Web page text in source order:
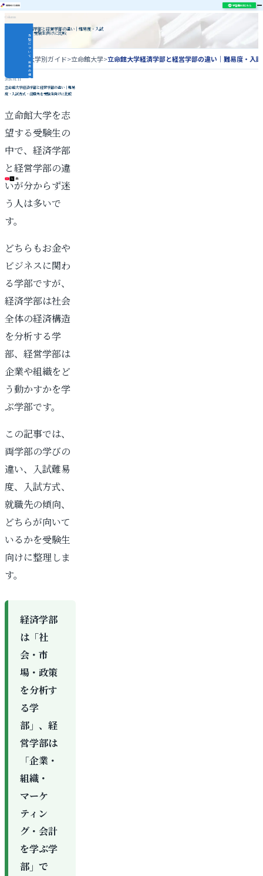
学習相談はこちら
当
塾
に
つ
い
て
授
業
の
様
子
指
導
内
実
績
同
立
\ 各種SNS更新中 /
Column
立命館大学経済学部と経営学部の違い｜難易度・入試
方式・就職先を受験生向けに比較
大学別ガイド>立命館大学>立命館大学経済学部と経営学部の違い｜難易度・入
2026.01.11
立命館大学経済学部と経営学部の違い｜難易
度・入試方式・就職先を受験生向けに比較
立命館大学を志
望する受験生の
中で、経済学部
と経営学部の違
いが分からず迷
う人は多いで
す。
どちらもお金や
ビジネスに関わ
る学部ですが、
経済学部は社会
全体の経済構造
を分析する学
部、経営学部は
企業や組織をど
う動かすかを学
ぶ学部です。
この記事では、
両学部の学びの
違い、入試難易
度、入試方式、
就職先の傾向、
どちらが向いて
いるかを受験生
向けに整理しま
す。
経済学部
は「社
会・市
場・政策
を分析す
る学
部」、経
営学部は
「企業・
組織・
マーケ
ティン
グ・会計
を学ぶ学
部」で